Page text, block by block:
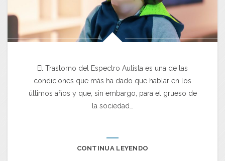
El Trastorno del Espectro Autista es una de las
condiciones que más ha dado que hablar en los
últimos años y que, sin embargo, para el grueso de
la sociedad…
CONTINUA LEYENDO